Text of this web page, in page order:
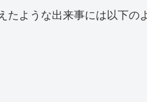
ような出来事には以下の